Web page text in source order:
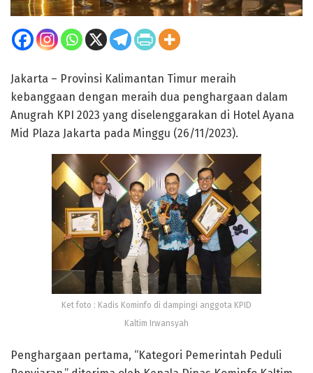
Jakarta – Provinsi Kalimantan Timur meraih
kebanggaan dengan meraih dua penghargaan dalam
Anugrah KPI 2023 yang diselenggarakan di Hotel Ayana
Mid Plaza Jakarta pada Minggu (26/11/2023).
Ket foto : Kadis Kominfo di dampingi anggota KPID
Kaltim Irwansyah
Penghargaan pertama, “Kategori Pemerintah Peduli